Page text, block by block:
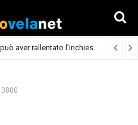
Bayesian, la carenza di giudici può aver rallentato l’inchiesta (Cronaca)
3800